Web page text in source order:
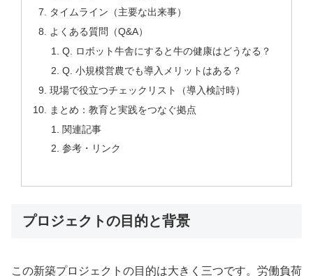
タイムライン（主要な出来事）
よくある質問（Q&A）
Q. ロボット牛舎にすると牛の健康はどうなる？
Q. 小規模営農でも導入メリットはある？
現場で役立つチェックリスト（導入検討時）
まとめ：教育と実践をつなぐ拠点
関連記事
参考・リンク
プロジェクトの目的と背景
この新築プロジェクトの目的は大きく三つです。労働負荷